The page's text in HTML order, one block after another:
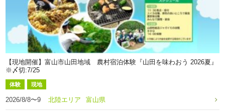
【現地開催】富山市山田地域 農村宿泊体験『山田を味わおう 2026夏』
※〆切:7/25
体験 現地
2026/8/8〜9 北陸エリア 富山県